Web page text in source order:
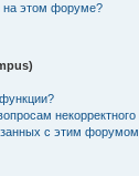
на этом форуме?
некорректного
с этим